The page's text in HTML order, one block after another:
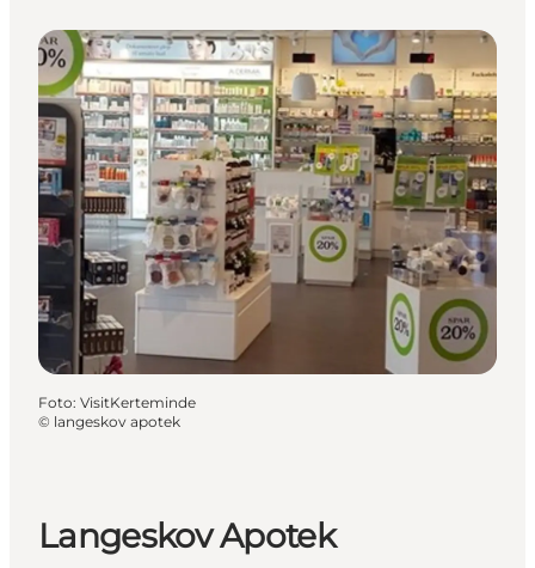
Foto: VisitKerteminde
© langeskov apotek
Langeskov Apotek